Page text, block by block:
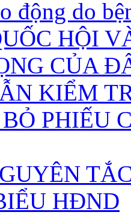
động do
HỘI
CỦA
KIỂM
PHIẾU
HĐND